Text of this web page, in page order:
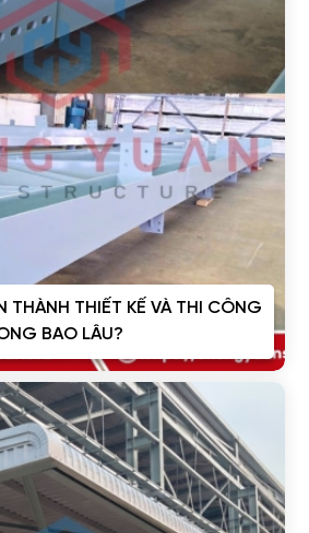
THÀNH THIẾT KẾ VÀ THI CÔNG
BAO LÂU?